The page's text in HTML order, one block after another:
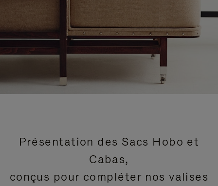
Présentation des Sacs Hobo et
Cabas,
conçus pour compléter nos valises